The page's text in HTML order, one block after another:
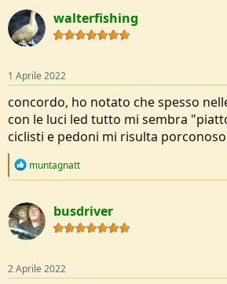
c
t
i
o
s
:
walterfishing
1 Aprile 2022
concordo, ho notato che spesso
con le luci led tutto mi sembra
ciclisti e pedoni mi risulta porconoso
R
c
t
i
o
s
:
muntagnatt
busdriver
2 Aprile 2022